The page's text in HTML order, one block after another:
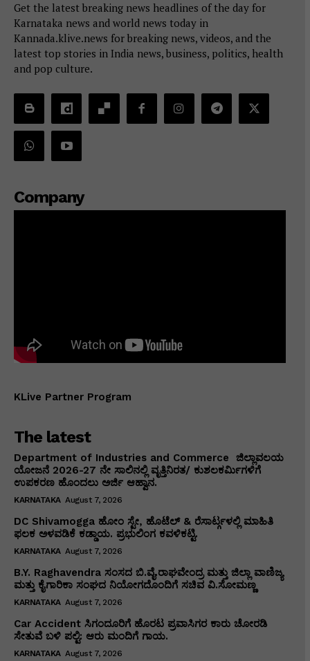
Get the latest breaking news headlines of the day for
Karnataka news and world news today in
Kannada.klive.news for breaking news, videos, and the
latest top stories in India news, business, politics, health
and pop culture.
Company
KLive Partner Program
The latest
Department of Industries and Commerce ಜಿಲ್ಲಾವಲಯ
ಯೋಜನೆ 2026-27 ನೇ ಸಾಲಿನಲ್ಲಿ ವೃತ್ತಿನಿರತ/ ಕುಶಲಕರ್ಮಿಗಳಿಗೆ
ಉಪಕರಣ ಹೊಂದಲು ಅರ್ಜಿ ಆಹ್ವಾನ.
KARNATAKA August 7, 2026
DC Shivamogga ಹೋಂ ಸ್ಟೇ, ಹೊಟೆಲ್ & ರೆಸಾರ್ಟ್ಗಳಲ್ಲಿ ಮಾಹಿತಿ
ಫಲಕ ಅಳವಡಿಕೆ ಕಡ್ಡಾಯ. ಪ್ರಭುಲಿಂಗ ಕವಳಿಕಟ್ಟಿ.
KARNATAKA August 7, 2026
B.Y. Raghavendra ಸಂಸದ ಬಿ.ವೈ.ರಾಘವೇಂದ್ರ ಮತ್ತು ಜಿಲ್ಲಾ ವಾಣಿಜ್ಯ
ಮತ್ತು ಕೈಗಾರಿಕಾ ಸಂಘದ ನಿಯೋಗದೊಂದಿಗೆ ಸಚಿವ ವಿ‌.ಸೋಮಣ್ಣ
KARNATAKA August 7, 2026
Car Accident ಸಿಗಂದೂರಿಗೆ ಹೊರಟ ಪ್ರವಾಸಿಗರ ಕಾರು ಚೋರಡಿ
ಸೇತುವೆ ಬಳಿ ಪಲ್ಟಿ: ಆರು ಮಂದಿಗೆ ಗಾಯ.
KARNATAKA August 7, 2026